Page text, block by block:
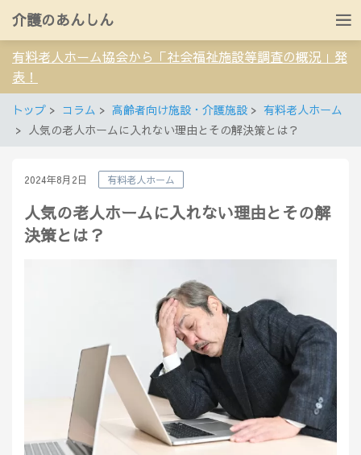
介護のあんしん
有料老人ホーム協会から「社会福祉施設等調査の概況」発
表！
トップ コラム 高齢者向け施設・介護施設
有料老人ホーム
人気の老人ホームに入れない理由とその解決策とは？
2024年8月2日 有料老人ホーム
人気の老人ホームに入れない理由とその解
決策とは？